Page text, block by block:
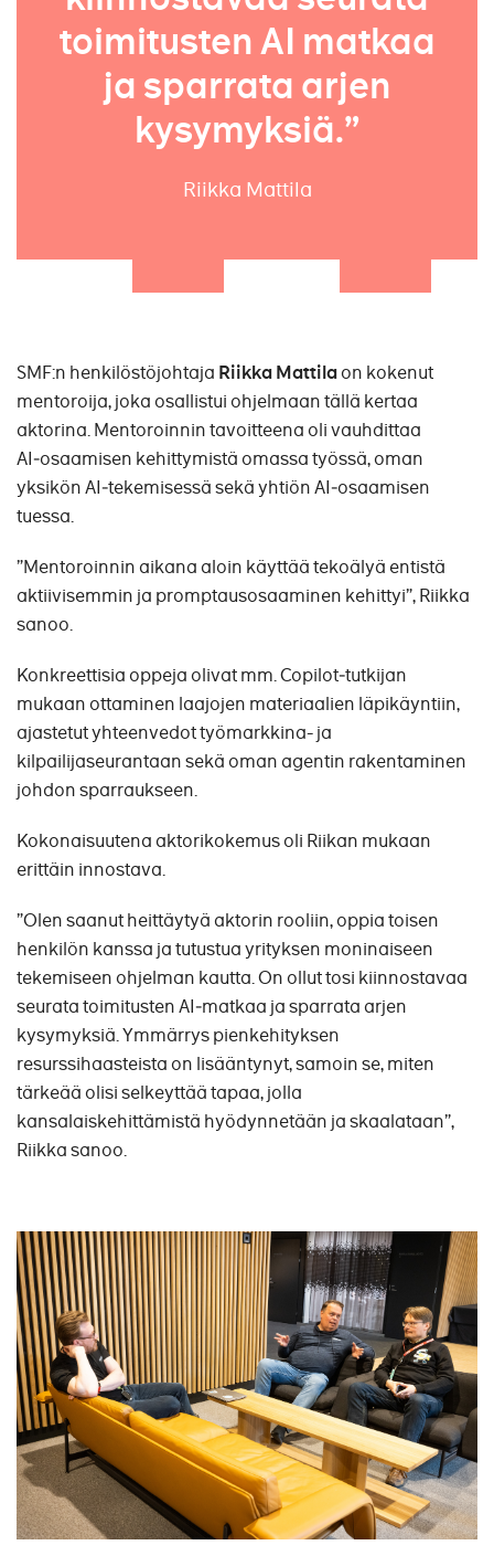
toimitusten AI matkaa
ja sparrata arjen
kysymyksiä.”
Riikka Mattila
SMF:n henkilöstöjohtaja Riikka Mattilaon kokenut
mentoroija, joka osallistui ohjelmaan tällä kertaa
aktorina. Mentoroinnin tavoitteena oli vauhdittaa
AI‑osaamisen kehittymistä omassa työssä, oman
yksikön AI‑tekemisessä sekä yhtiön AI‑osaamisen
tuessa.
”Mentoroinnin aikana aloin käyttää tekoälyä entistä
aktiivisemmin ja promptausosaaminen kehittyi”, Riikka
sanoo.
Konkreettisia oppeja olivat mm. Copilot‑tutkijan
mukaan ottaminen laajojen materiaalien läpikäyntiin,
ajastetut yhteenvedot työmarkkina- ja
kilpailijaseurantaan sekä oman agentin rakentaminen
johdon sparraukseen.
Kokonaisuutena aktorikokemus oli Riikan mukaan
erittäin innostava.
”Olen saanut heittäytyä aktorin rooliin, oppia toisen
henkilön kanssa ja tutustua yrityksen moninaiseen
tekemiseen ohjelman kautta. On ollut tosi kiinnostavaa
seurata toimitusten AI‑matkaa ja sparrata arjen
kysymyksiä. Ymmärrys pienkehityksen
resurssihaasteista on lisääntynyt, samoin se, miten
tärkeää olisi selkeyttää tapaa, jolla
kansalaiskehittämistä hyödynnetään ja skaalataan”,
Riikka sanoo.